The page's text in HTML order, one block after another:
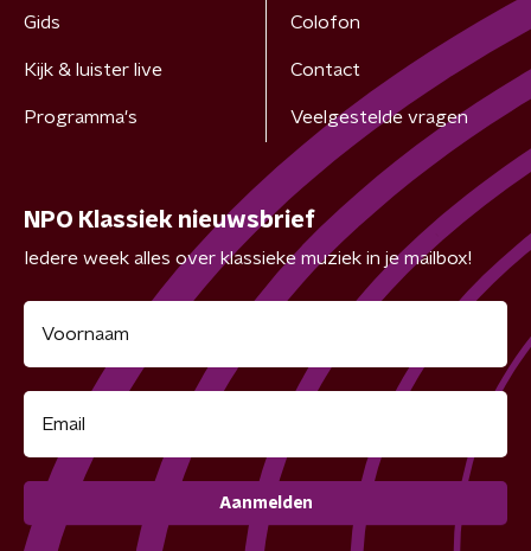
Gids
Kijk & luister live
Programma's
Colofon
Contact
Veelgestelde vragen
NPO Klassiek nieuwsbrief
Iedere week alles over klassieke muziek in je mailbox!
Aanmelden